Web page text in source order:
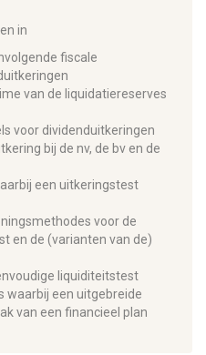
in
fiscale
van de liquidatiereserves
voor dividenduitkeringen
bij de nv, de bv en de
een uitkeringstest
voor de
en de (varianten van de)
liquiditeitstest
waarbij een uitgebreide
van een financieel plan